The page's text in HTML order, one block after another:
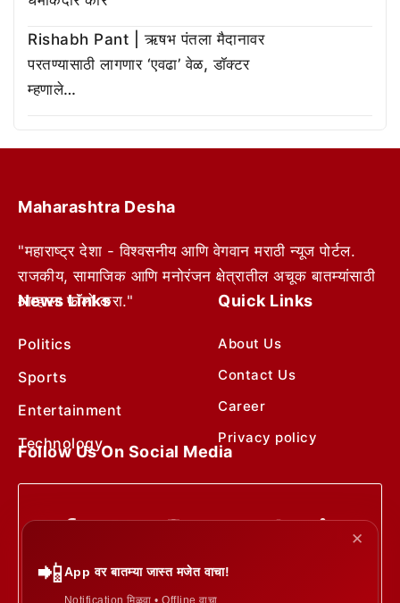
Rishabh Pant | ऋषभ पंतला मैदानावर
परतण्यासाठी लागणार ‘एवढा’ वेळ, डॉक्टर
म्हणाले…
Maharashtra Desha
"महाराष्ट्र देशा - विश्वसनीय आणि वेगवान मराठी न्यूज पोर्टल.
राजकीय, सामाजिक आणि मनोरंजन क्षेत्रातील अचूक बातम्यांसाठी
आम्हाला फॉलो करा."
News Links
Politics
Sports
Entertainment
Technology
Quick Links
About Us
Contact Us
Career
Privacy policy
Follow Us On Social Media
✕
📲App वर बातम्या जास्त मजेत वाचा!
Notification मिळवा • Offline वाचा